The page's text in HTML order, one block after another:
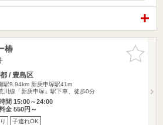
お気に入
りに追加
椿
/ 豊島区
駅9.94km 新庚申塚駅41m
川線「新庚申塚」駅下車、徒歩0分
間 15:00～24:00
金 550円～
子連れOK